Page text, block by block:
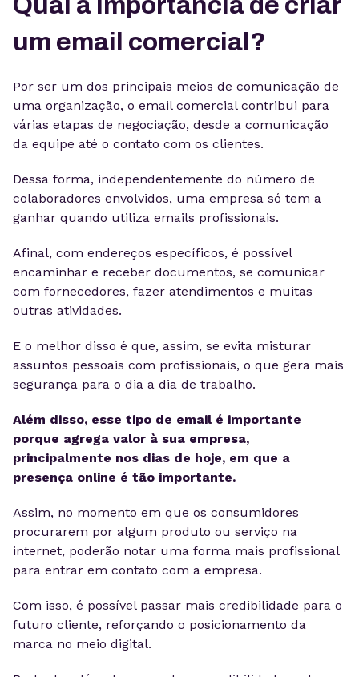
um email comercial?
Por ser um dos principais meios de comunicação de
uma organização, o email comercial contribui para
várias etapas de negociação, desde a comunicação
da equipe até o contato com os clientes.
Dessa forma, independentemente do número de
colaboradores envolvidos, uma empresa só tem a
ganhar quando utiliza emails profissionais.
Afinal, com endereços específicos, é possível
encaminhar e receber documentos, se comunicar
com fornecedores, fazer atendimentos e muitas
outras atividades.
E o melhor disso é que, assim, se evita misturar
assuntos pessoais com profissionais, o que gera mais
segurança para o dia a dia de trabalho.
Além disso, esse tipo de email é importante
porque agrega valor à sua empresa,
principalmente nos dias de hoje, em que a
presença online é tão importante.
Assim, no momento em que os consumidores
procurarem por algum produto ou serviço na
internet, poderão notar uma forma mais profissional
para entrar em contato com a empresa.
Com isso, é possível passar mais credibilidade para o
futuro cliente, reforçando o posicionamento da
marca no meio digital.